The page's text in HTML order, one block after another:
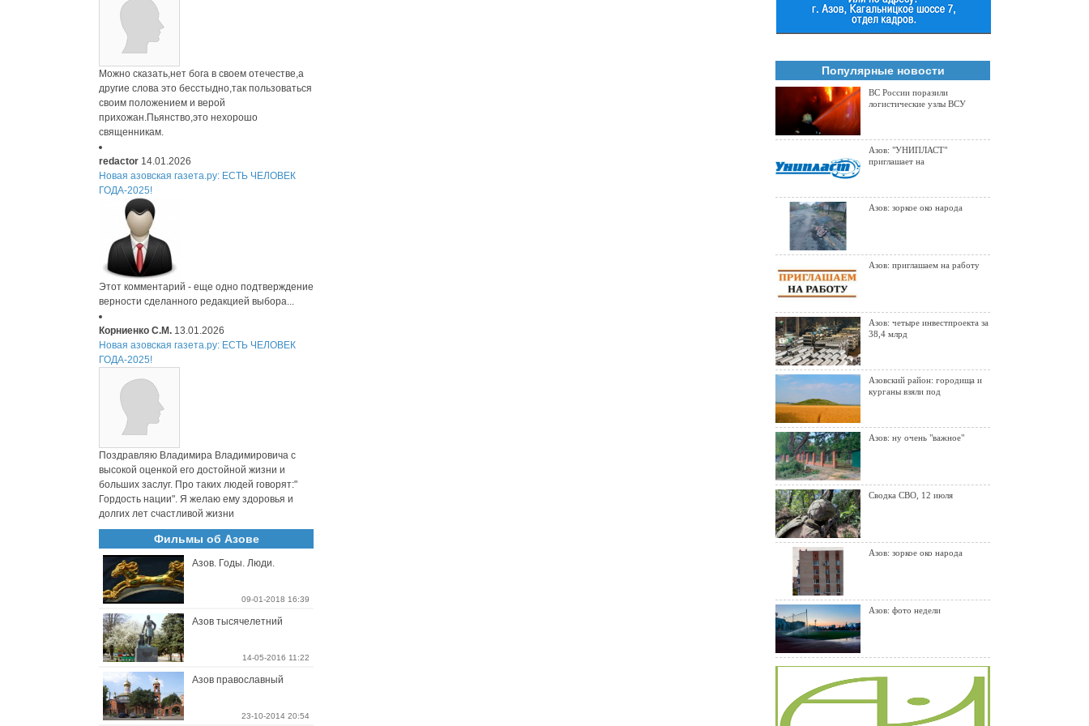
Можно сказать,нет бога в своем отечестве,а
другие слова это бесстыдно,так пользоваться
своим положением и верой
прихожан.Пьянство,это нехорошо
священникам.
redactor 14.01.2026
Новая азовская газета.ру: ЕСТЬ ЧЕЛОВЕК
ГОДА-2025!
Этот комментарий - еще одно подтверждение
верности сделанного редакцией выбора...
Корниенко С.М. 13.01.2026
Новая азовская газета.ру: ЕСТЬ ЧЕЛОВЕК
ГОДА-2025!
Поздравляю Владимира Владимировича с
высокой оценкой его достойной жизни и
больших заслуг. Про таких людей говорят:"
Гордость нации". Я желаю ему здоровья и
долгих лет счастливой жизни
Фильмы об Азове
Азов. Годы. Люди.
09-01-2018 16:39
Азов тысячелетний
14-05-2016 11:22
Азов православный
23-10-2014 20:54
Популярные новости
ВС России поразили
логистические узлы ВСУ
Азов: "УНИПЛАСТ"
приглашает на
Азов: зоркое око народа
Азов: приглашаем на работу
Азов: четыре инвестпроекта за
38,4 млрд
Азовский район: городища и
курганы взяли под
Азов: ну очень "важное"
Сводка СВО, 12 июля
Азов: зоркое око народа
Азов: фото недели